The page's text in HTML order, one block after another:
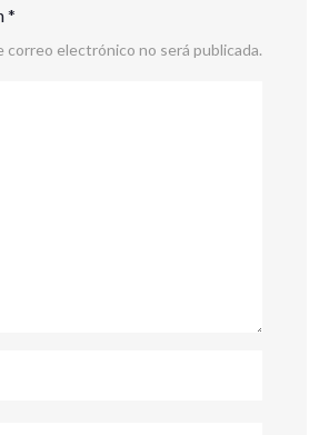
*
correo electrónico no será publicada.